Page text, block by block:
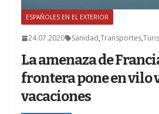
ESPAÑOLES EN EL EXTERIOR
24.07.2020 Sanidad,Transportes,
La amenaza de
frontera pone en vilo
vacaciones